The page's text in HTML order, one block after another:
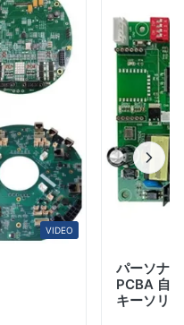
回路板の一種である. 2
アウトと材料は,信号が
時間を最小限に抑え,正
証するために最適化され
,信号の軌跡のインペダ
れはインペダンスが急
VIDEO
パーソナ
PCBA 自
キーソリ